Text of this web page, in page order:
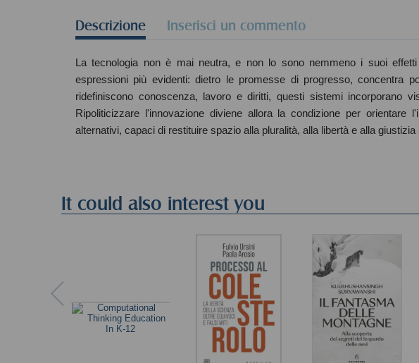
Descrizione Inserisci un commento
La tecnologia non è mai neutra, e non lo sono nemmeno i suoi
espressioni più evidenti: dietro le promesse di progresso, concentra
ridefiniscono conoscenza, lavoro e diritti, questi sistemi incorporano
Ripoliticizzare l'innovazione diviene allora la condizione per orientare
alternativi, capaci di restituire spazio alla pluralità, alla libertà e alla giustizia
It could also interest you